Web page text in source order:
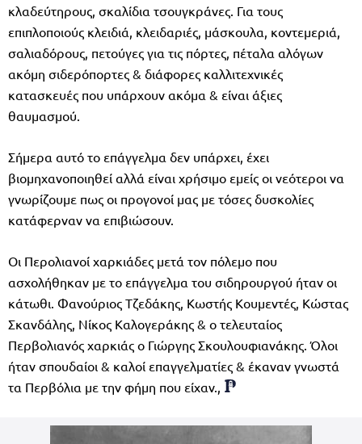
κλαδεύτηρους, σκαλίδια τσουγκράνες. Για τους
επιπλοποιούς κλειδιά, κλειδαριές, μάσκουλα, κοντεμεριά,
σαλιαδόρους, πετούγες για τις πόρτες, πέταλα αλόγων
ακόμη σιδερόπορτες & διάφορες καλλιτεχνικές
κατασκευές που υπάρχουν ακόμα & είναι άξιες
θαυμασμού.
Σήμερα αυτό το επάγγελμα δεν υπάρχει, έχει
βιομηχανοποιηθεί αλλά είναι χρήσιμο εμείς οι νεότεροι να
γνωρίζουμε πως οι προγονοί μας με τόσες δυσκολίες
κατάφερναν να επιβιώσουν.
Οι Περολιανοί χαρκιάδες μετά τον πόλεμο που
ασχολήθηκαν με το επάγγελμα του σιδηρουργού ήταν οι
κάτωθι. Φανούριος Τζεδάκης, Κωστής Κουμεντές, Κώστας
Σκανδάλης, Νίκος Καλογεράκης & ο τελευταίος
Περβολιανός χαρκιάς ο Γιώργης Σκουλουφιανάκης. Όλοι
ήταν σπουδαίοι & καλοί επαγγελματίες & έκαναν γνωστά
τα Περβόλια με την φήμη που είχαν.,